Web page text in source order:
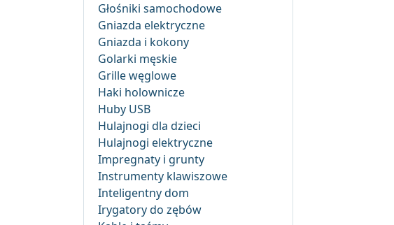
Głośniki samochodowe
Gniazda elektryczne
Gniazda i kokony
Golarki męskie
Grille węglowe
Haki holownicze
Huby USB
Hulajnogi dla dzieci
Hulajnogi elektryczne
Impregnaty i grunty
Instrumenty klawiszowe
Inteligentny dom
Irygatory do zębów